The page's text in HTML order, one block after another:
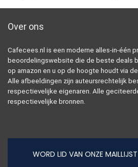
Over ons
Cafecees.nl is een moderne alles-in-één
beoordelingswebsite die de beste deals
op amazon en u op de hoogte houdt via
Alle afbeeldingen zijn auteursrechtelijk
respectievelijke eigenaren. Alle
respectievelijke bronnen.
WORD LID VAN ONZE